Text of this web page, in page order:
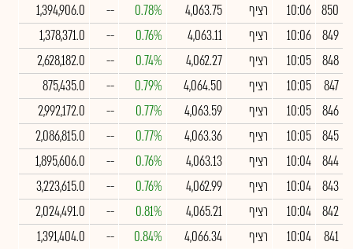
850
10:06 רציף 4,063.75
0.78%
--
1,394,906.0
849
10:06 רציף 4,063.11
0.76%
--
1,378,371.0
848
10:05 רציף 4,062.27
0.74%
--
2,628,182.0
847
10:05 רציף 4,064.50
0.79%
--
875,435.0
846
10:05 רציף 4,063.59
0.77%
--
2,992,172.0
845
10:05 רציף 4,063.36
0.77%
--
2,086,815.0
844
10:04 רציף 4,063.13
0.76%
--
1,895,606.0
843
10:04 רציף 4,062.99
0.76%
--
3,223,615.0
842
10:04 רציף 4,065.21
0.81%
--
2,024,491.0
841
10:04 רציף 4,066.34
0.84%
--
1,391,404.0